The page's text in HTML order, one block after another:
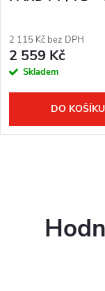
2 115 Kč bez DPH
2 559 Kč
Skladem
DO KOŠÍKU